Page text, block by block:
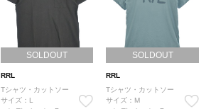
SOLDOUT
RRL
Tシャツ・カットソー
サイズ：L
SOLDOUT
RRL
Tシャツ・カットソー
サイズ：M